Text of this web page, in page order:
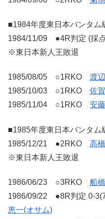
■1984年度東日本バンタム
1984/11/09 ●4R判定 (採
※東日本新人王敗退
1985/08/05 ○1RKO 渡
1985/10/03 ○1RKO 佐
1985/11/04 ○1RKO 安
■1985年度東日本バンタム
1985/12/21 ●2RKO 高
※東日本新人王敗退
1986/06/23 ○3RKO 船
1986/09/22 ●8R判定 0-
恵一(オサム)